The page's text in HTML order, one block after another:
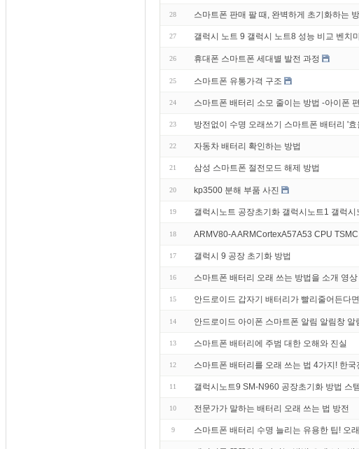
28 스마트폰 판매 팔 때, 완벽하게 초기화하는
27 갤럭시 노트 9 갤럭시 노트8 성능 비교 벤치
26 휴대폰 스마트폰 세대별 발전 과정
25 스마트폰 유통가격 구조
24 스마트폰 배터리 소모 줄이는 방법 -아이폰
23 방전없이 수명 오래쓰기 스마트폰 배터리 '효
22 자동차 배터리 확인하는 방법
21 삼성 스마트폰 절전모드 해제 방법
20 kp3500 분해 부품 사진
19 갤럭시노트 공장초기화 갤럭시노트1 갤럭
18 ARMV80-A ARMCortexA57A53 CPU TSMC
17 갤럭시 9 공장 초기화 방법
16 스마트폰 배터리 오래 쓰는 방법을 소개 영
15 안드로이드 갑자기 배터리가 빨리줄어든다
14 안드로이드 아이폰 스마트폰 알림 알림창
13 스마트폰 배터리에 주범 대한 오해와 진실
12 스마트폰 배터리를 오래 쓰는 법 4가지! 한국
11 갤럭시노트9 SM-N960 공장초기화 방법 스
10 전문가가 말하는 배터리 오래 쓰는 법 방전
9 스마트폰 배터리 수명 늘리는 유용한 팁! 오